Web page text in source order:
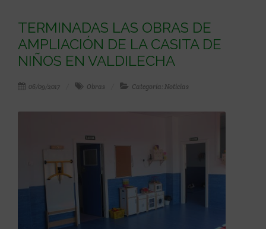
TERMINADAS LAS OBRAS DE
AMPLIACIÓN DE LA CASITA DE
NIÑOS EN VALDILECHA
06/09/2017 Obras Categoría: Noticias